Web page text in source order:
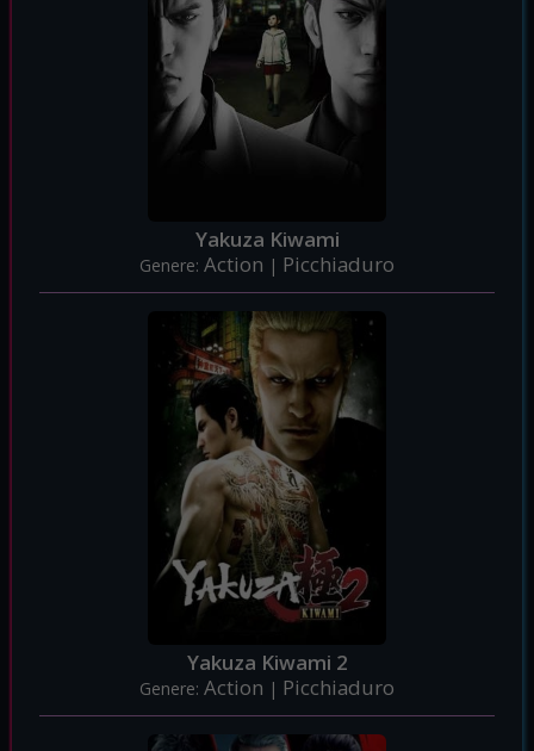
Yakuza Kiwami
Genere: Action | Picchiaduro
Yakuza Kiwami 2
Genere: Action | Picchiaduro